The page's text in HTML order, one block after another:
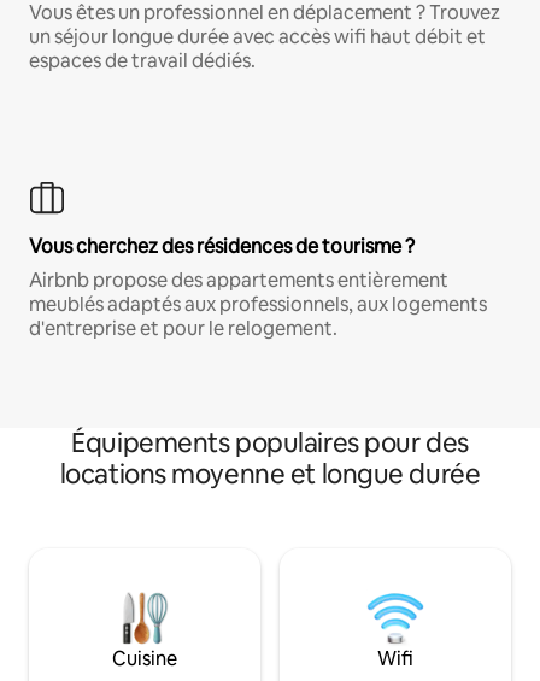
Vous êtes un professionnel en déplacement ? Trouvez
un séjour longue durée avec accès wifi haut débit et
espaces de travail dédiés.
Vous cherchez des résidences de tourisme ?
Airbnb propose des appartements entièrement
meublés adaptés aux professionnels, aux logements
d'entreprise et pour le relogement.
Équipements populaires pour des
locations moyenne et longue durée
Cuisine Wifi